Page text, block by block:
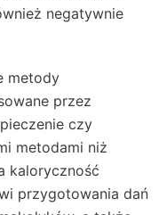
negatywnie
metody
przez
czy
metodami niż
kaloryczność
przygotowania dań